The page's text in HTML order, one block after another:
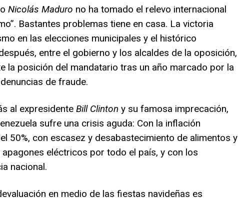
Nicolás Maduro no ha tomado el relevo internacional
Bastantes problemas tiene en casa. La victoria
en las elecciones municipales y el histórico
entre el gobierno y los alcaldes de la oposición,
la posición del mandatario tras un año marcado por la
de fraude.
al expresidente Bill Clinton y su famosa imprecación,
sufre una crisis aguda: Con la inflación
50%, con escasez y desabastecimiento de alimentos y
eléctricos por todo el país, y con los
nacional.
en medio de las fiestas navideñas es